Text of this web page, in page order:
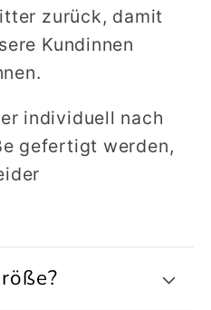
zurück, damit
Kundinnen
individuell nach
gefertigt werden,